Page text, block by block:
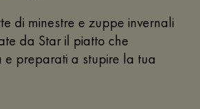
di minestre e zuppe invernali
da Star il piatto che
e preparati a stupire la tua